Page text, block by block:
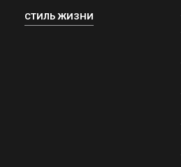
СТИЛЬ ЖИЗНИ